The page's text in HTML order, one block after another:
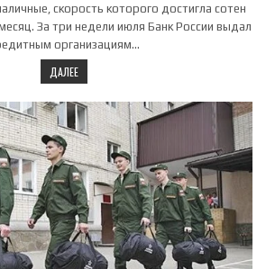
скорость которого достигла сотен
За три недели июля Банк России выдал
организациям…
ДАЛЕЕ